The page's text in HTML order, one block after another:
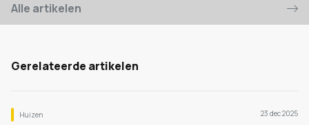
Alle artikelen
Gerelateerde artikelen
Huizen 23 dec 2025